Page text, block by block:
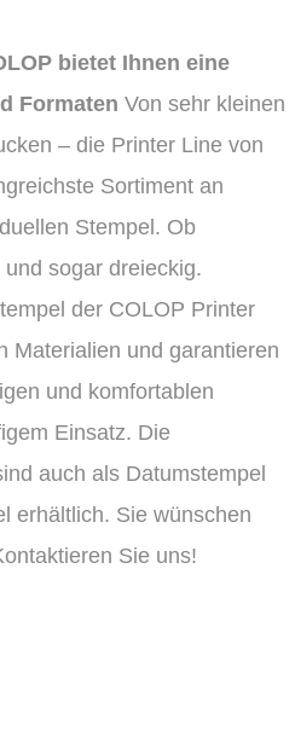
bietet Ihnen eine
Formaten Von sehr kleinen
– die Printer Line von
Sortiment an
Stempel. Ob
sogar dreieckig.
der COLOP Printer
Materialien und garantieren
und komfortablen
Einsatz. Die
auch als Datumstempel
erhältlich. Sie wünschen
Sie uns!